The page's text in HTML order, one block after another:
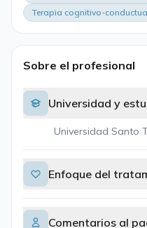
Terapia cognitivo-
Sobre el profesional
Universidad y
Universidad Santo
Enfoque del
Comentarios al